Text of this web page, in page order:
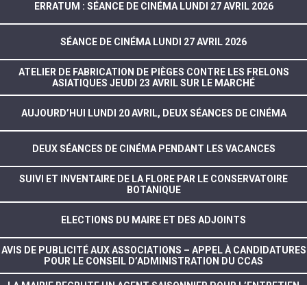
ERRATUM : SÉANCE DE CINÉMA LUNDI 27 AVRIL 2026
SÉANCE DE CINÉMA LUNDI 27 AVRIL 2026
ATELIER DE FABRICATION DE PIÈGES CONTRE LES FRELONS
ASIATIQUES JEUDI 23 AVRIL SUR LE MARCHÉ
AUJOURD’HUI LUNDI 20 AVRIL, DEUX SÉANCES DE CINÉMA
DEUX SÉANCES DE CINÉMA PENDANT LES VACANCES
SUIVI ET INVENTAIRE DE LA FLORE PAR LE CONSERVATOIRE
BOTANIQUE
ELECTIONS DU MAIRE ET DES ADJOINTS
AVIS DE PUBLICITÉ AUX ASSOCIATIONS – APPEL À CANDIDATURES
POUR LE CONSEIL D’ADMINISTRATION DU CCAS